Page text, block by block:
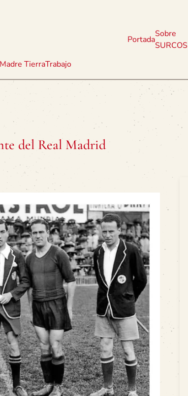
Madre TierraTrabajo
Portada
Sobre
SURCOS
del Real Madrid